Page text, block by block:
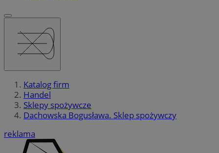
Katalog firm
Handel
Sklepy spożywcze
Dachowska Bogusława. Sklep spożywczy
reklama